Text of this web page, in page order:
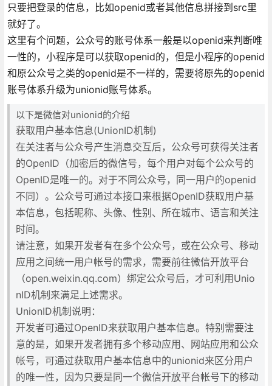
只要把登录的信息，比如openid或者其他信息拼接到src里
就好了。
这里有个问题，公众号的账号体系一般是以openid来判断唯
一性的，小程序是可以获取openid的，但是小程序的openid
和原公众号之类的openid是不一样的，需要将原先的openid
账号体系升级为unionid账号体系。
以下是微信对unionid的介绍
获取用户基本信息(UnionID机制)
在关注者与公众号产生消息交互后，公众号可获得关注者
的OpenID（加密后的微信号，每个用户对每个公众号的
OpenID是唯一的。对于不同公众号，同一用户的openid
不同）。公众号可通过本接口来根据OpenID获取用户基
本信息，包括昵称、头像、性别、所在城市、语言和关注
时间。
请注意，如果开发者有在多个公众号，或在公众号、移动
应用之间统一用户帐号的需求，需要前往微信开放平台
（open.weixin.qq.com）绑定公众号后，才可利用Unio
nID机制来满足上述需求。
UnionID机制说明：
开发者可通过OpenID来获取用户基本信息。特别需要注
意的是，如果开发者拥有多个移动应用、网站应用和公众
帐号，可通过获取用户基本信息中的unionid来区分用户
的唯一性，因为只要是同一个微信开放平台帐号下的移动